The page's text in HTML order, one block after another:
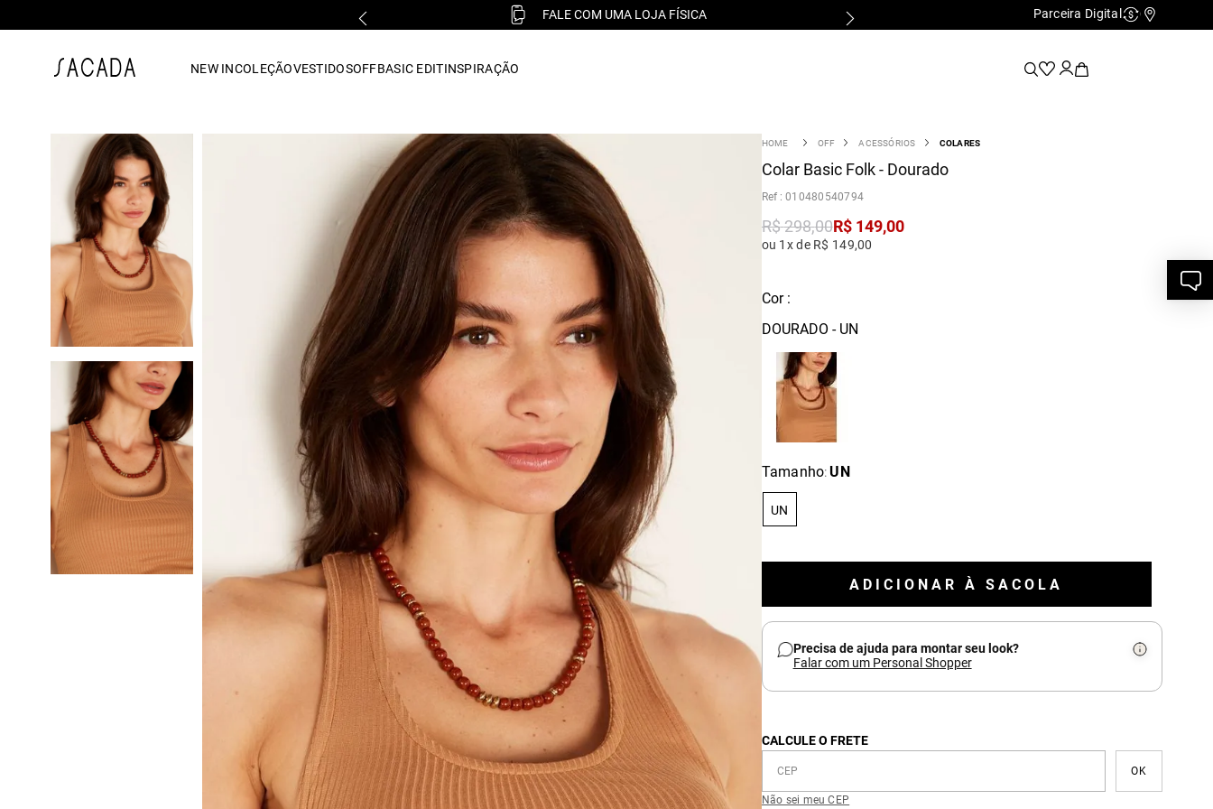
FALE COM UMA LOJA FÍSICA Parceira Digital Cashback
NEW INCOLEÇÃOVESTIDOSOFFBASIC EDITINSPIRAÇÃO
OFF ACESSÓRIOS COLARES
Colar Basic Folk - Dourado
:010480540794
R$298,00R$ 149,00
ou 1x de R$ 149,00
Cor :
DOURADO - UN
Tamanho: UN
UN
ADICIONAR À SACOLA
Precisa de ajuda para montar seu look?
Falar com um Personal Shopper
CALCULE O FRETE
Não sei meu CEP
vestido midi
vestido longo
macacão
jeans
vestido curto